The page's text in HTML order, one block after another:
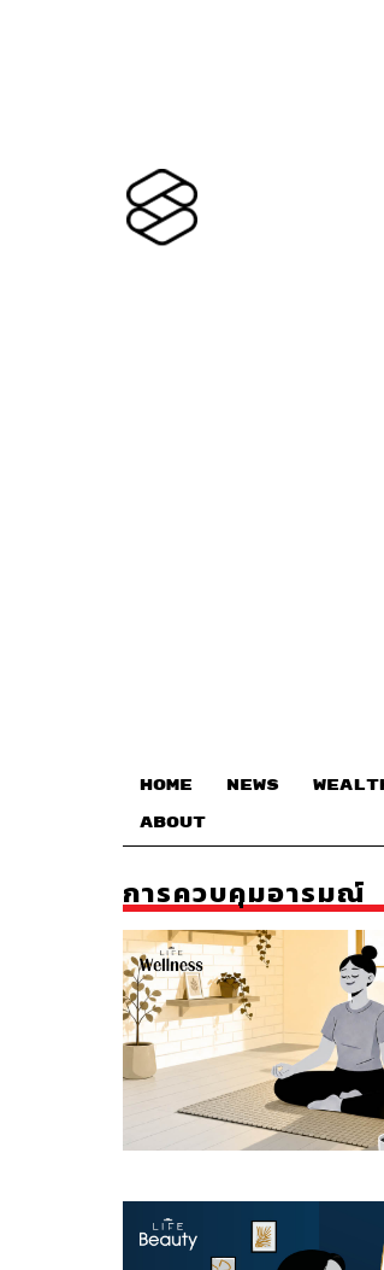
HOME NEWS
ABOUT
การควบคุมอารมณ์